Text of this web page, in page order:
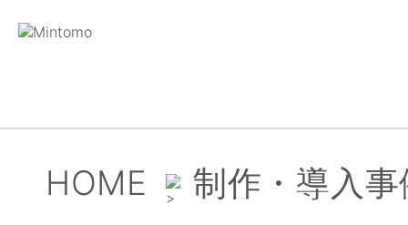
HOME 制作・導入事